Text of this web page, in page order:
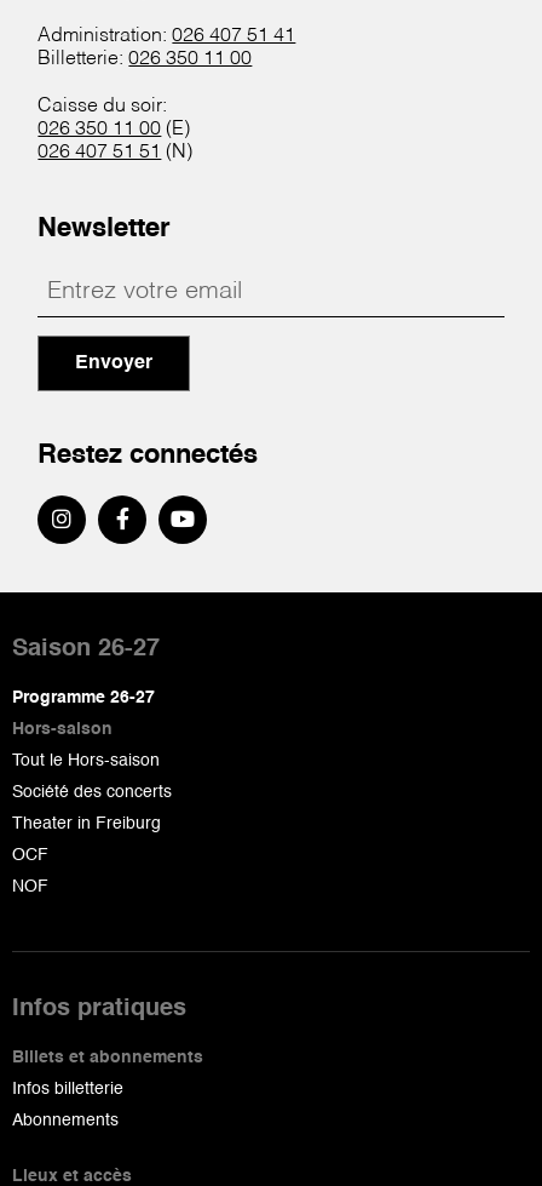
Administration:026 407 51 41
Billetterie:026 350 11 00
Caisse du soir:
026 350 11 00 (E)
026 407 51 51 (N)
Newsletter
Envoyer
Restez connectés
de
page
Saison 26-27
Programme 26-27
Hors-saison
Tout le Hors-saison
Société des concerts
Theater in Freiburg
OCF
NOF
Infos pratiques
Billets et abonnements
Infos billetterie
Abonnements
Lieux et accès